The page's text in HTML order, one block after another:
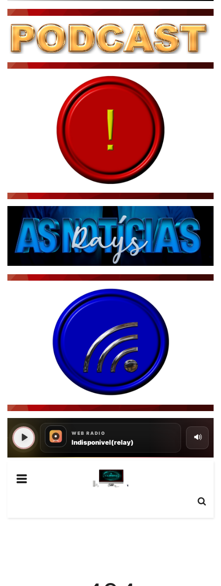
ÚLTIMAS NOTÍCIAS
NOTÍCIAS TAMBÉM NA TELA
BRASIL MUNDO AO VIVO
JORNAL DO BRASIL
NOTÍCIAS AO MINUTO
ACONTECEU...VIROU MANCHETE!